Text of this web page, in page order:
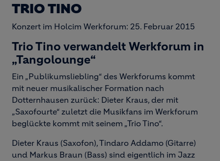
TRIO TINO
Konzert im Holcim Werkforum: 25. Februar 2015
Trio Tino verwandelt Werkforum in
„Tangolounge“
Ein „Publikumsliebling“ des Werkforums kommt
mit neuer musikalischer Formation nach
Dotternhausen zurück: Dieter Kraus, der mit
„Saxofourte“ zuletzt die Musikfans im Werkforum
beglückte kommt mit seinem „Trio Tino“.
Dieter Kraus (Saxofon), Tindaro Addamo (Gitarre)
und Markus Braun (Bass) sind eigentlich im Jazz